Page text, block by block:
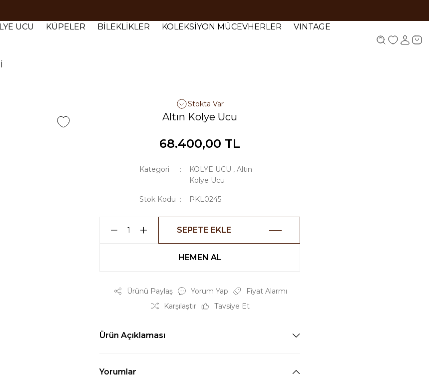
Tüm siparişlerde 1000 TL ve üzeri ücretsiz kargo. #3
UCU KÜPELER BİLEKLİKLER KOLEKSİYON MÜCEVHERLER VINTAGE
Stokta Var
Altın Kolye Ucu
68.400,00 TL
Kategori KOLYE UCU , Altın
Kolye Ucu
Stok Kodu PKL0245
SEPETE EKLE
HEMEN AL
Ürünü Paylaş Yorum Yap
Fiyat Alarmı
Karşılaştır
Tavsiye Et
Ürün Açıklaması
Yorumlar